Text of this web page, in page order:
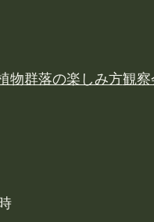
物群落の楽しみ方観察